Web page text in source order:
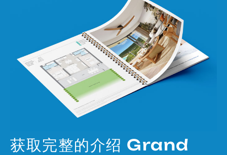
获取完整的介绍 Grand